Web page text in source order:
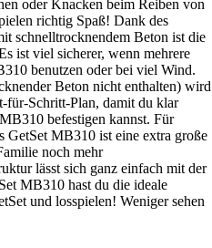
oder Knacken beim Reiben von
richtig Spaß! Dank des
schnelltrocknendem Beton ist die
ist viel sicherer, wenn mehrere
benutzen oder bei viel Wind.
Beton nicht enthalten) wird
für-Schritt-Plan, damit du klar
befestigen kannst. Für
GetSet MB310 ist eine extra große
noch mehr
lässt sich ganz einfach mit der
MB310 hast du die ideale
und losspielen! Weniger sehen